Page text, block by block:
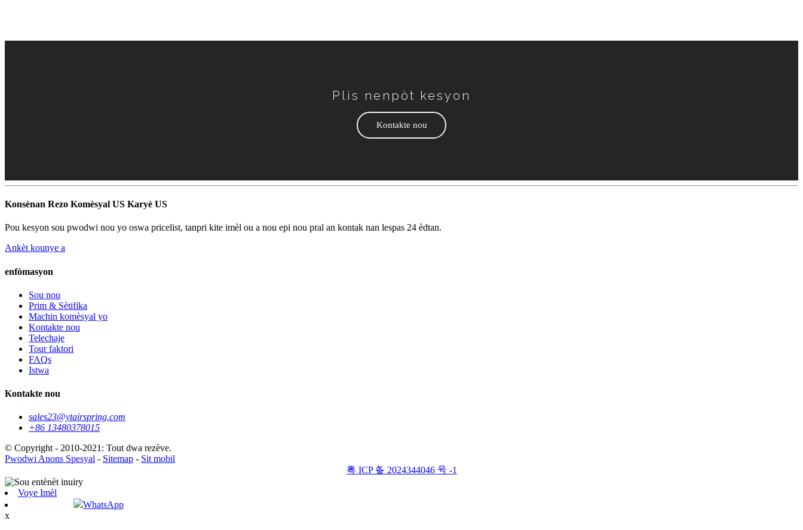
Plis nenpòt kesyon
Kontakte nou
Konsènan Rezo Komèsyal US Karyè US
Pou kesyon sou pwodwi nou yo oswa pricelist, tanpri kite imèl ou a nou epi nou pral an kontak nan lespas 24 èdtan.
Ankèt kounye a
enfòmasyon
Sou nou
Prim & Sètifika
Machin komèsyal yo
Kontakte nou
Telechaje
Tour faktori
FAQs
Istwa
Kontakte nou
sales23@ytairspring.com
+86 13480378015
© Copyright - 2010-2021: Tout dwa rezève.
Pwodwi Anons Spesyal - Sitemap - Sit mobil
粤 ICP 备 2024344046 号 -1
Voye Imèl
WhatsApp
x